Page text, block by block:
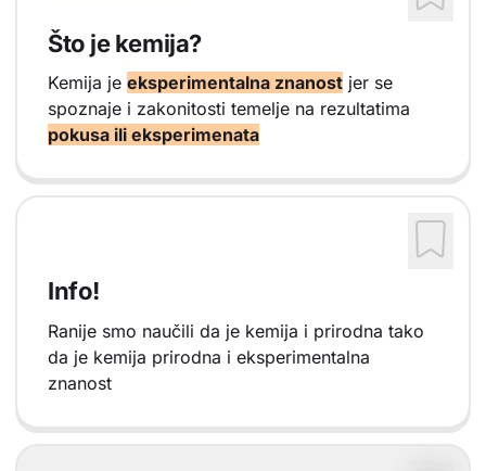
Što je kemija?
Kemija je eksperimentalna znanost jer se
spoznaje i zakonitosti temelje na rezultatima
pokusa ili eksperimenata
Info!
Ranije smo naučili da je kemija i prirodna tako
da je kemija prirodna i eksperimentalna
znanost